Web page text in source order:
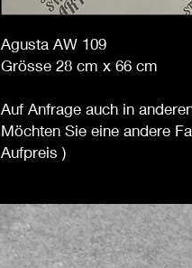
Agusta AW 109
Grösse 28 cm x 66 cm
Auf Anfrage auch in
Möchten Sie eine andere
Aufpreis )